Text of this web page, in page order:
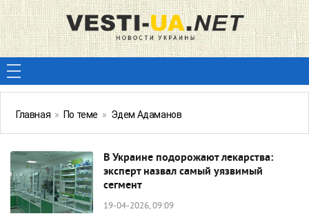
Главная » По теме » Эдем Адаманов
В Украине подорожают лекарства:
эксперт назвал самый уязвимый
сегмент
19-04-2026, 09:09